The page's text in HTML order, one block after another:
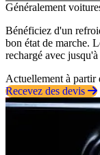
Généralement
Bénéficiez d'un
bon état de marche.
rechargé avec jusqu'à
Actuellement à partir
Recevez des devis